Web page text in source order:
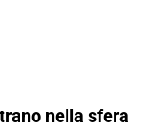
nella sfera